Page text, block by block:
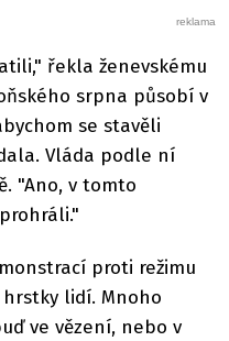
řekla ženevskému
srpna působí v
se stavěli
Vláda podle ní
"Ano, v tomto
proti režimu
lidí. Mnoho
ve vězení, nebo v